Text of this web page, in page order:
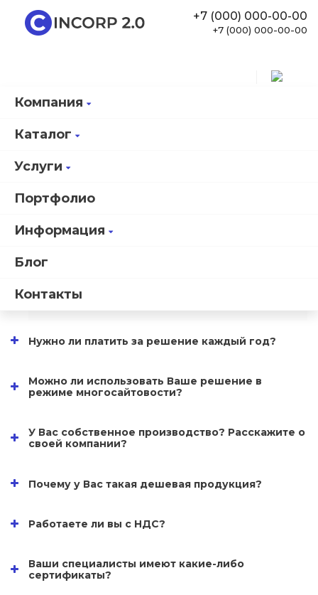
Компания
Каталог
Услуги
Портфолио
Информация
Блог
Контакты
+7 (000) 000-00-00
+7 (000) 000-00-00
Вопрос-ответ
данного решения?
возможности решения без ограничений.
Нужно ли платить за решение каждый год?
Можно ли использовать Ваше решение в
режиме многосайтовости?
У Вас собственное производство? Расскажите о
своей компании?
Почему у Вас такая дешевая продукция?
Работаете ли вы с НДС?
Ваши специалисты имеют какие-либо
сертификаты?